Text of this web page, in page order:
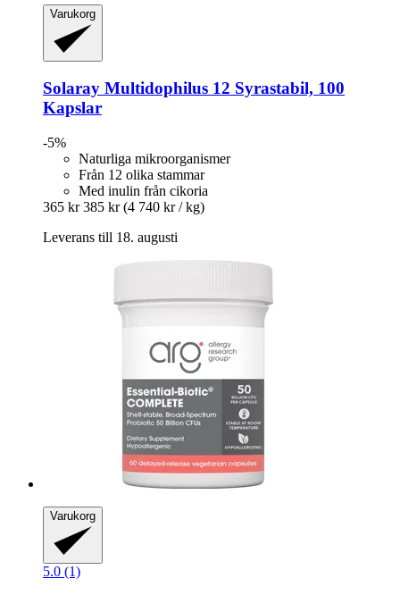
Varukorg
Solaray Multidophilus 12 Syrastabil, 100
Kapslar
-5%
Naturliga mikroorganismer
Från 12 olika stammar
Med inulin från cikoria
365 kr 385 kr (4 740 kr / kg)
Leverans till 18. augusti
Varukorg
5.0 (1)